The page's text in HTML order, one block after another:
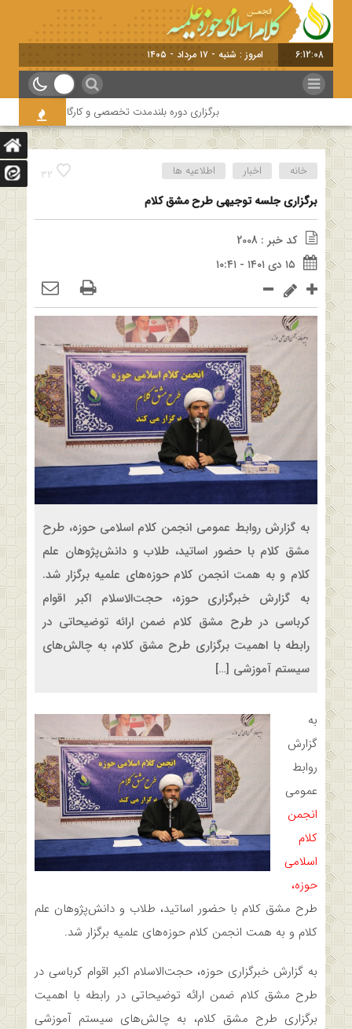
6:12:09 امروز : شنبه - ۱۷ مرداد - ۱۴۰۵
برگزاری دوره بلندمدت تخصصی و کارگاه آموزشی کلام
32 خانه اخبار اطلاعیه ها
برگزاری جلسه توجیهی طرح مشق کلام
کد خبر : 2008
۱۵ دی ۱۴۰۱ - ۱۰:۴۱
به گزارش روابط عمومی انجمن کلام اسلامی حوزه، طرح
مشق کلام با حضور اساتید، طلاب و دانش‌پژوهان علم
کلام و به همت انجمن کلام حوزه‌های علمیه برگزار شد.
به گزارش خبرگزاری حوزه، حجت‌الاسلام اکبر اقوام
کرباسی در طرح مشق کلام ضمن ارائه توضیحاتی در
رابطه با اهمیت برگزاری طرح مشق کلام، به چالش‌های
سیستم آموزشی […]
به
گزارش
روابط
عمومی
انجمن
کلام
اسلامی
حوزه،
طرح مشق کلام با حضور اساتید، طلاب و دانش‌پژوهان علم
کلام و به همت انجمن کلام حوزه‌های علمیه برگزار شد.
به گزارش خبرگزاری حوزه، حجت‌الاسلام اکبر اقوام کرباسی در
طرح مشق کلام ضمن ارائه توضیحاتی در رابطه با اهمیت
برگزاری طرح مشق کلام، به چالش‌های سیستم آموزشی